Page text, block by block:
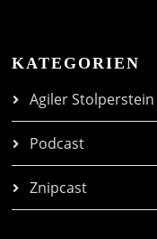
KATEGORIEN
Agiler Stolperstein
Podcast
Znipcast